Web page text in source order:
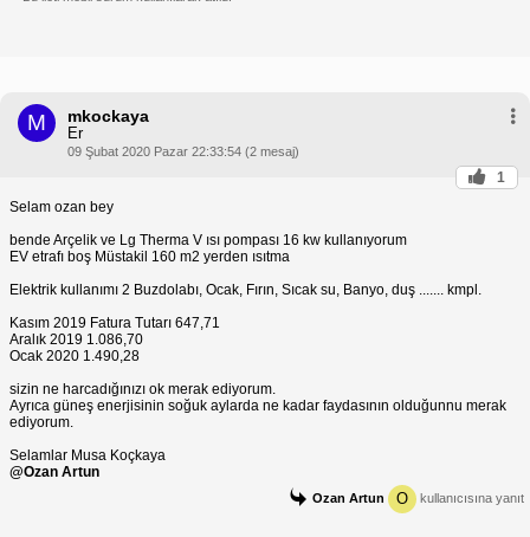
M mkockaya
Er
09 Şubat 2020 Pazar 22:33:54 (2 mesaj)
1
Selam ozan bey
bende Arçelik ve Lg Therma V ısı pompası 16 kw kullanıyorum
EV etrafı boş Müstakil 160 m2 yerden ısıtma
Elektrik kullanımı 2 Buzdolabı, Ocak, Fırın, Sıcak su, Banyo, duş ....... kmpl.
Kasım 2019 Fatura Tutarı 647,71
Aralık 2019 1.086,70
Ocak 2020 1.490,28
sizin ne harcadığınızı ok merak ediyorum.
Ayrıca güneş enerjisinin soğuk aylarda ne kadar faydasının olduğunnu merak
ediyorum.
Selamlar Musa Koçkaya
@Ozan Artun
Ozan Artun O kullanıcısına yanıt